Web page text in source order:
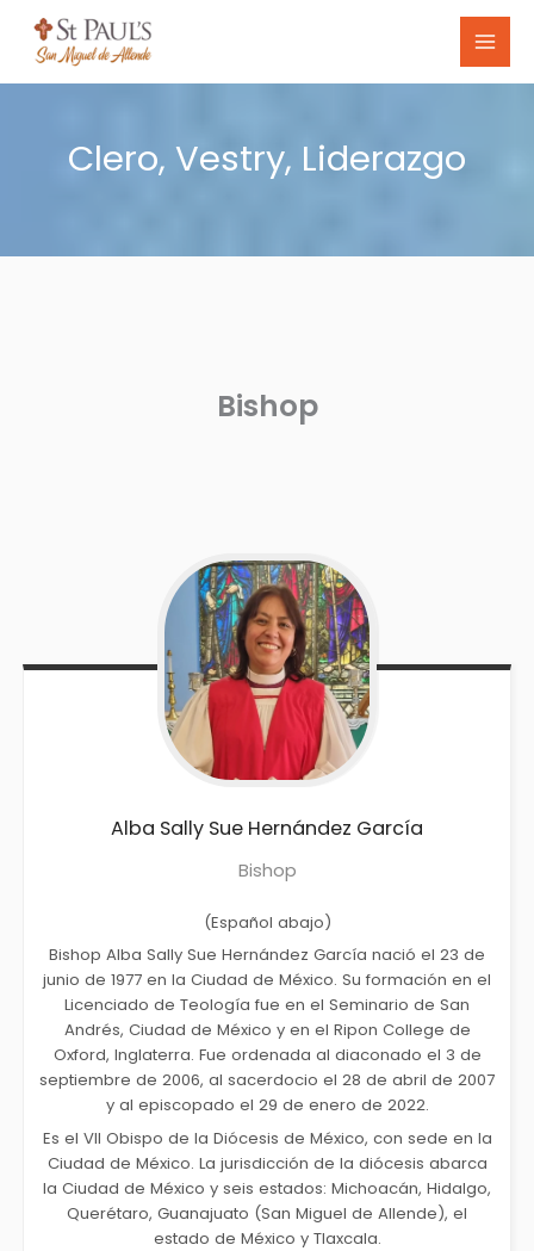
content
Clero, Vestry, Liderazgo
Bishop
Alba Sally Sue Hernández García
Bishop
(Español abajo)
Bishop Alba Sally Sue Hernández García nació el 23 de
junio de 1977 en la Ciudad de México. Su formación en el
Licenciado de Teología fue en el Seminario de San
Andrés, Ciudad de México y en el Ripon College de
Oxford, Inglaterra. Fue ordenada al diaconado el 3 de
septiembre de 2006, al sacerdocio el 28 de abril de 2007
y al episcopado el 29 de enero de 2022.
Es el VII Obispo de la Diócesis de México, con sede en la
Ciudad de México. La jurisdicción de la diócesis abarca
la Ciudad de México y seis estados: Michoacán, Hidalgo,
Querétaro, Guanajuato (San Miguel de Allende), el
estado de México y Tlaxcala.